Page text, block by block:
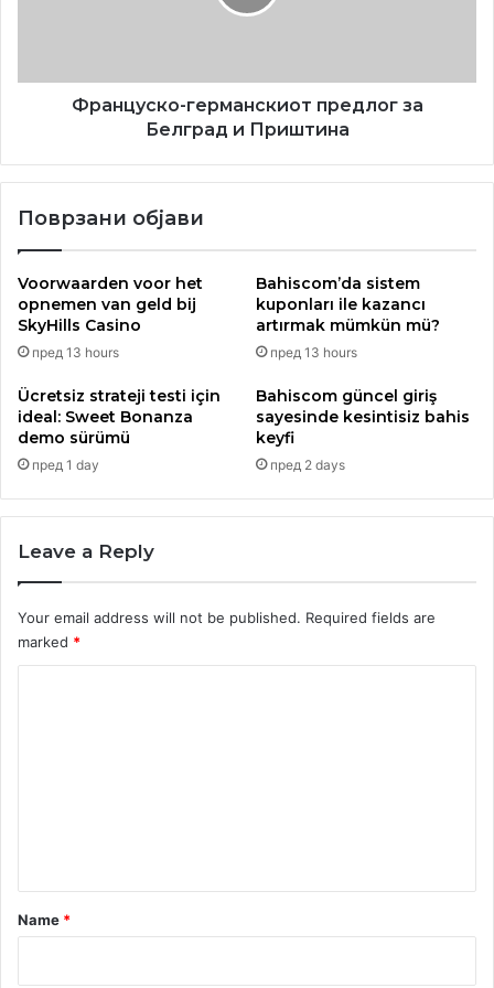
представено пред публиката како круна на
симбиоза за музичките хедонисти!
Со раѓањето во Башкирија Олег Киреев беше
Француско-германскиот предлог за
Белград и Приштина
Поврзани објави
Voorwaarden voor het
opnemen van geld bij
SkyHills Casino
пред 13 hours
Bahiscom’da sistem
kuponları ile kazancı
artırmak mümkün mü?
пред 13 hours
Ücretsiz strateji testi için
ideal: Sweet Bonanza
demo sürümü
пред 1 day
Bahiscom güncel giriş
sayesinde kesintisiz bahis
keyfi
пред 2 days
Leave a Reply
Your email address will not be published. Required fields are
marked *
*
Name *